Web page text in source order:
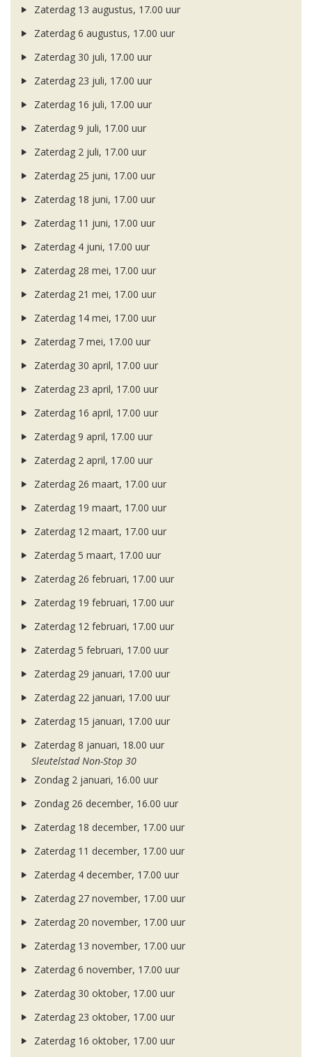
Zaterdag 13 augustus, 17.00 uur
Zaterdag 6 augustus, 17.00 uur
Zaterdag 30 juli, 17.00 uur
Zaterdag 23 juli, 17.00 uur
Zaterdag 16 juli, 17.00 uur
Zaterdag 9 juli, 17.00 uur
Zaterdag 2 juli, 17.00 uur
Zaterdag 25 juni, 17.00 uur
Zaterdag 18 juni, 17.00 uur
Zaterdag 11 juni, 17.00 uur
Zaterdag 4 juni, 17.00 uur
Zaterdag 28 mei, 17.00 uur
Zaterdag 21 mei, 17.00 uur
Zaterdag 14 mei, 17.00 uur
Zaterdag 7 mei, 17.00 uur
Zaterdag 30 april, 17.00 uur
Zaterdag 23 april, 17.00 uur
Zaterdag 16 april, 17.00 uur
Zaterdag 9 april, 17.00 uur
Zaterdag 2 april, 17.00 uur
Zaterdag 26 maart, 17.00 uur
Zaterdag 19 maart, 17.00 uur
Zaterdag 12 maart, 17.00 uur
Zaterdag 5 maart, 17.00 uur
Zaterdag 26 februari, 17.00 uur
Zaterdag 19 februari, 17.00 uur
Zaterdag 12 februari, 17.00 uur
Zaterdag 5 februari, 17.00 uur
Zaterdag 29 januari, 17.00 uur
Zaterdag 22 januari, 17.00 uur
Zaterdag 15 januari, 17.00 uur
Zaterdag 8 januari, 18.00 uur
Sleutelstad Non-Stop 30
Zondag 2 januari, 16.00 uur
Zondag 26 december, 16.00 uur
Zaterdag 18 december, 17.00 uur
Zaterdag 11 december, 17.00 uur
Zaterdag 4 december, 17.00 uur
Zaterdag 27 november, 17.00 uur
Zaterdag 20 november, 17.00 uur
Zaterdag 13 november, 17.00 uur
Zaterdag 6 november, 17.00 uur
Zaterdag 30 oktober, 17.00 uur
Zaterdag 23 oktober, 17.00 uur
Zaterdag 16 oktober, 17.00 uur